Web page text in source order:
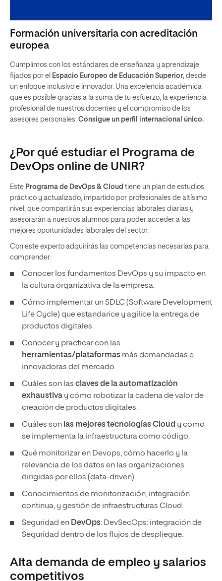
Formación universitaria con acreditación
europea
Cumplimos con los estándares de enseñanza y aprendizaje
fijados por el Espacio Europeo de Educación Superior , desde
un enfoque inclusivo e innovador. Una excelencia académica
que es posible gracias a la suma de tu esfuerzo, la experiencia
profesional de nuestros docentes y el compromiso de los
asesores personales. Consigue un perfil internacional único.
¿Por qué estudiar el Programa de
DevOps online de UNIR?
Este Programa de DevOps & Cloud tiene un plan de estudios
práctico y actualizado, impartido por profesionales de altísimo
nivel, que compartirán sus experiencias laborales diarias y
asesorarán a nuestros alumnos para poder acceder a las
mejores oportunidades laborales del sector.
Con este experto adquirirás las competencias necesarias para
comprender:
Conocer los fundamentos DevOps y su impacto en
la cultura organizativa de la empresa.
Cómo implementar un SDLC (Software Development
Life Cycle) que estandarice y agilice la entrega de
productos digitales.
Conocer y practicar con las
herramientas/plataformas más demandadas e
innovadoras del mercado.
Cuáles son las claves de la automatización
exhaustiva y cómo robotizar la cadena de valor de
creación de productos digitales.
Cuáles son las mejores tecnologías Cloud y cómo
se implementa la infraestructura como código.
Qué monitorizar en Devops, cómo hacerlo y la
relevancia de los datos en las organizaciones
dirigidas por ellos (data-driven).
Conocimientos de monitorización, integración
continua, y gestión de infraestructuras Cloud.
Seguridad en DevOps: DevSecOps: integración de
Seguridad dentro de los flujos de despliegue.
Alta demanda de empleo y salarios
competitivos